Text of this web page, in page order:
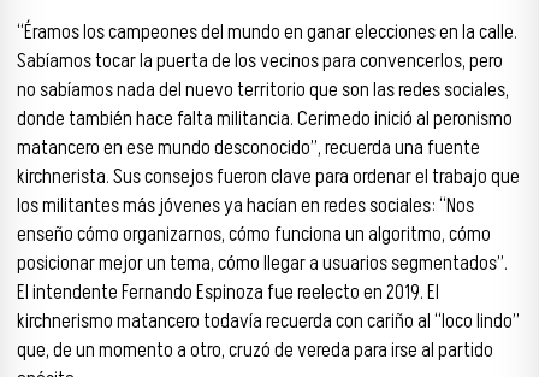
“Éramos los campeones del mundo en ganar elecciones en la calle.
Sabíamos tocar la puerta de los vecinos para convencerlos, pero
no sabíamos nada del nuevo territorio que son las redes sociales,
donde también hace falta militancia. Cerimedo inició al peronismo
matancero en ese mundo desconocido”, recuerda una fuente
kirchnerista. Sus consejos fueron clave para ordenar el trabajo que
los militantes más jóvenes ya hacían en redes sociales: “Nos
enseño cómo organizarnos, cómo funciona un algoritmo, cómo
posicionar mejor un tema, cómo llegar a usuarios segmentados”.
El intendente Fernando Espinoza fue reelecto en 2019. El
kirchnerismo matancero todavía recuerda con cariño al “loco lindo”
que, de un momento a otro, cruzó de vereda para irse al partido